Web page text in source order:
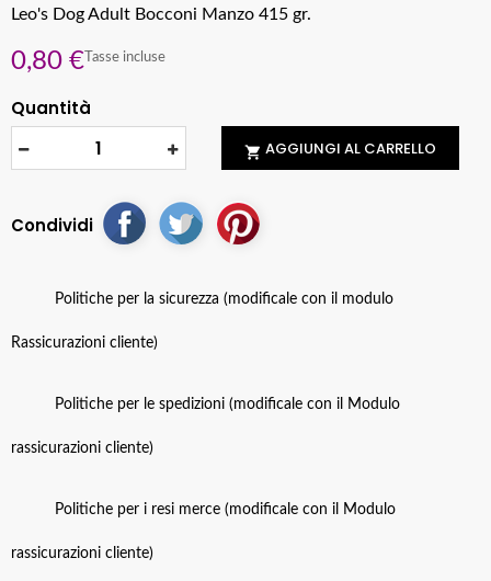
Leo's Dog Adult Bocconi Manzo 415 gr.
0,80 € Tasse incluse
Quantità
 AGGIUNGI AL CARRELLO
Condividi
Politiche per la sicurezza (modificale con il modulo
Rassicurazioni cliente)
Politiche per le spedizioni (modificale con il Modulo
rassicurazioni cliente)
Politiche per i resi merce (modificale con il Modulo
rassicurazioni cliente)